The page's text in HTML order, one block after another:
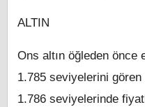
ALTIN
Ons altın öğleden önce
1.785 seviyelerini
1.786 seviyelerinde